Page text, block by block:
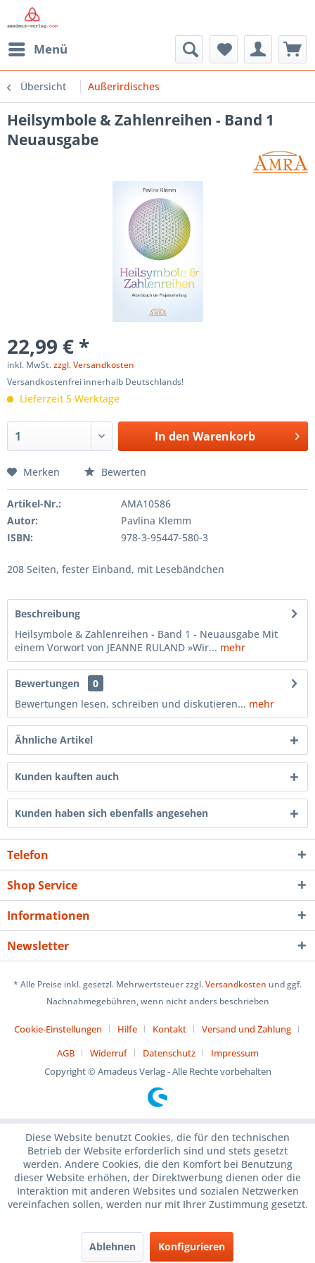
Menü
Übersicht Außerirdisches
Heilsymbole & Zahlenreihen - Band 1
Neuausgabe
22,99 € *
inkl. MwSt.zzgl. Versandkosten
Versandkostenfrei innerhalb Deutschlands!
Lieferzeit 5 Werktage
In den Warenkorb
Merken Bewerten
Artikel-Nr.:
AMA10586
Autor:
Pavlina Klemm
ISBN:
978-3-95447-580-3
208 Seiten, fester Einband, mit Lesebändchen
Beschreibung
Heilsymbole & Zahlenreihen - Band 1 - Neuausgabe Mit
einem Vorwort von JEANNE RULAND »Wir... mehr
Bewertungen
0
Bewertungen lesen, schreiben und diskutieren... mehr
Ähnliche Artikel
Kunden kauften auch
Kunden haben sich ebenfalls angesehen
Telefon
Shop Service
Informationen
Newsletter
* Alle Preise inkl. gesetzl. Mehrwertsteuer zzgl.Versandkosten und ggf.
Nachnahmegebühren, wenn nicht anders beschrieben
Cookie-Einstellungen Hilfe Kontakt
Versand und Zahlung
AGB
Widerruf Datenschutz
Impressum
Copyright © Amadeus Verlag - Alle Rechte vorbehalten
Diese Website benutzt Cookies, die für den technischen
Betrieb der Website erforderlich sind und stets gesetzt
werden. Andere Cookies, die den Komfort bei Benutzung
dieser Website erhöhen, der Direktwerbung dienen oder die
Interaktion mit anderen Websites und sozialen Netzwerken
vereinfachen sollen, werden nur mit Ihrer Zustimmung gesetzt.
Ablehnen Konfigurieren